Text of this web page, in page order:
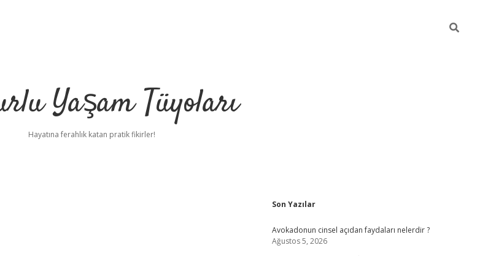
Yaşam Tüyoları
Hayatına ferahlık katan pratik fikirler!
Sidebar
Son Yazılar
Avokadonun cinsel açıdan faydaları nelerdir ?
Ağustos 5, 2026